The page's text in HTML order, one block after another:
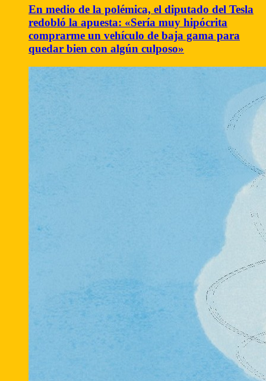
En medio de la polémica, el diputado del Tesla
redobló la apuesta: «Sería muy hipócrita
comprarme un vehículo de baja gama para
quedar bien con algún culposo»